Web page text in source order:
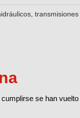
transmisiones
se han vuelto